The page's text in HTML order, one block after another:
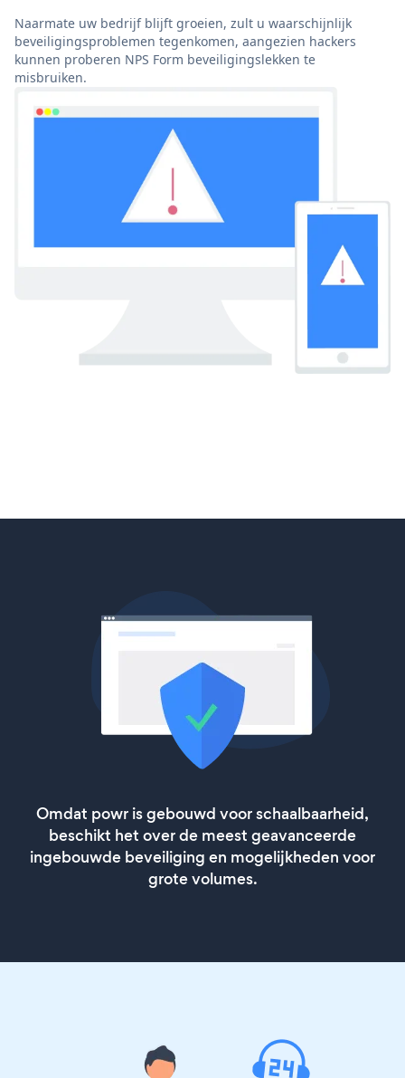
Naarmate uw bedrijf blijft groeien, zult u waarschijnlijk
beveiligingsproblemen tegenkomen, aangezien hackers
kunnen proberen NPS Form beveiligingslekken te
misbruiken.
Omdat powr is gebouwd voor schaalbaarheid,
beschikt het over de meest geavanceerde
ingebouwde beveiliging en mogelijkheden voor
grote volumes.